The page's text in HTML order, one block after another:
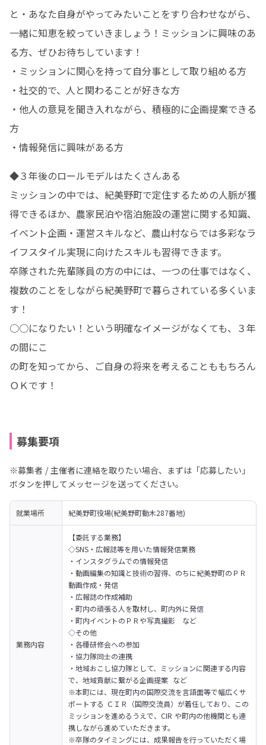
と・あなた自身がやってみたいことをすり合わせながら、
一緒に知恵を絞っていきましょう！ミッションに興味のあ
る方、ぜひお待ちしています！
・ミッションに関心を持って自分事として取り組める方
・社交的で、人と関わることが好きな方
・他人の意見を聞き入れながら、積極的に企画提案できる
方
・情報発信に興味がある方
◆３年後のロールモデルはたくさんある
ミッションの中では、紀美野町で定住するための人脈が獲
得できるほか、農家民泊や宿泊施設の運営に関する知識、
イベント企画・運営スキルなど、農山村ならでは多彩なラ
イフスタイル実現に向けたスキルも習得できます。
卒隊された先輩隊員の方の中には、一つの仕事ではなく、
複数のことをしながら紀美野町で暮らされている多くいま
す！
○○になりたい！という明確なイメージがなくても、３年
の間にこ
の町を知ってから、ご自身の将来を考えることももちろん
ＯＫです！
募集要項
※募集者 / 主催者に連絡を取りたい場合、まずは「応募したい」
ボタンを押してメッセージを送ってください。
就業場所 紀美野町役場(紀美野町動木287番地)
業務内容
【委託する業務】
◇SNS・広報誌等を用いた情報発信業務
・インスタグラムでの情報発信
・動画編集の知識と技術の習得、のちに紀美野町のＰＲ
動画作成・発信
・広報誌の作成補助
・町内の頑張る人を取材し、町内外に発信
・町内イベントのＰＲや写真撮影　など
◇その他
・各種研修会への参加
・協力隊同士の連携
・地域おこし協力隊として、ミッションに関連する内容
で、地域貢献に繋がる企画提案  など
※本町には、現在町内の国際交流を言語面等で幅広くサ
ポートする ＣＩＲ（国際交流員）が着任しており、この
ミッションを進めるうえで、CIR や町内の他機関とも連
携しながら進めていただきます。
※卒隊のタイミングには、成果報告を行っていただく場